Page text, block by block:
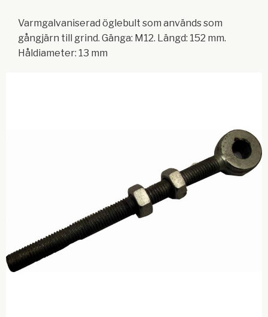
Varmgalvaniserad öglebult som används som
gångjärn till grind. Gänga: M12. Längd: 152 mm.
Håldiameter: 13 mm